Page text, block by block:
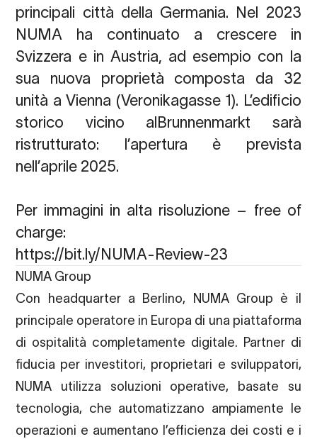
principali città della Germania. Nel 2023
NUMA ha continuato a crescere in
Svizzera e in Austria, ad esempio con la
sua nuova proprietà composta da 32
unità a Vienna (Veronikagasse 1). L’edificio
storico vicino alBrunnenmarkt
sarà
ristrutturato: l’apertura è prevista
nell’aprile 2025.
Per immagini in alta risoluzione – free of
charge:
https://bit.ly/NUMA-Review-23
NUMA Group
Con headquarter a Berlino, NUMA Group è il
principale operatore in Europa di una piattaforma
di ospitalità completamente digitale. Partner di
fiducia per investitori, proprietari e sviluppatori,
NUMA utilizza soluzioni operative, basate su
tecnologia, che automatizzano ampiamente le
operazioni e aumentano l’efficienza dei costi e i